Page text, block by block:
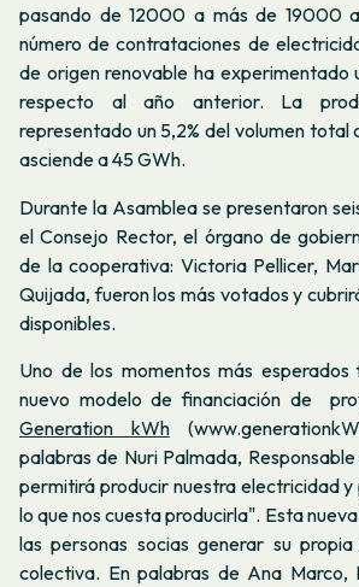
pasando de 12000 a más de 19000
número de contrataciones de
de origen renovable ha experimentado
respecto al año anterior. La
representado un 5,2% del volumen total
asciende a 45 GWh.
Durante la Asamblea se presentaron
el Consejo Rector, el órgano de
de la cooperativa: Victoria Pellicer,
Quijada, fueron los más votados y
disponibles.
Uno de los momentos más
nuevo modelo de financiación de
Generation kWh
palabras de Nuri Palmada,
permitirá producir nuestra electricidad
lo que nos cuesta producirla". Esta
las personas socias generar su
colectiva. En palabras de Ana Marco,